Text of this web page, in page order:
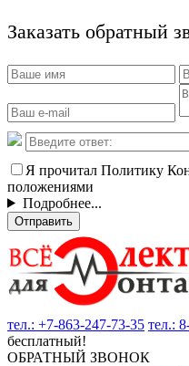
Заказать обратный
Я прочитал Политику
положениями
Подробнее...
Отправить
тел.: +7-863-247-73-35 тел.:
бесплатный!
ОБРАТНЫЙ ЗВОНОК